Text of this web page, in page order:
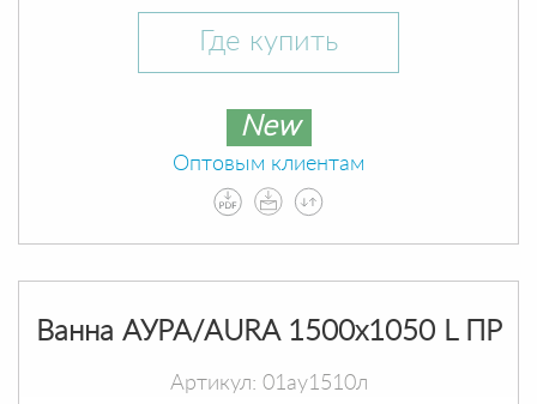
Где купить
New
Оптовым клиентам
Ванна АУРА/AURA 1500х1050 L ПР
Артикул: 01ау1510л